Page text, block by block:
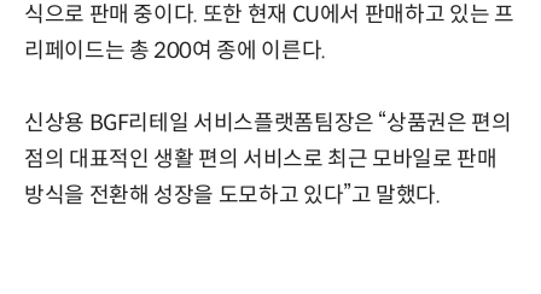
식으로 판매 중이다. 또한 현재 CU에서 판매하고 있는 프
리페이드는 총 200여 종에 이른다.
신상용 BGF리테일 서비스플랫폼팀장은 “상품권은 편의
점의 대표적인 생활 편의 서비스로 최근 모바일로 판매
방식을 전환해 성장을 도모하고 있다”고 말했다.